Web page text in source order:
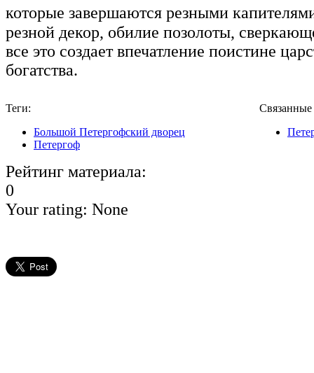
которые завершаются резными
резной декор, обилие позолоты,
все это создает впечатление поистине
богатства.
Теги:
Большой Петергофский дворец
Петергоф
Рейтинг материала:
0
Your rating: None